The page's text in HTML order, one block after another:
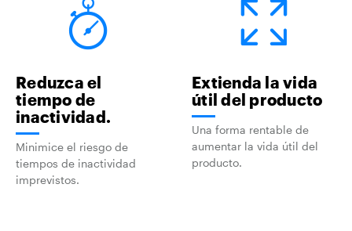
Reduzca el
tiempo de
inactividad.
Minimice el riesgo de
tiempos de inactividad
imprevistos.
Extienda la vida
útil del producto
Una forma rentable de
aumentar la vida útil del
producto.